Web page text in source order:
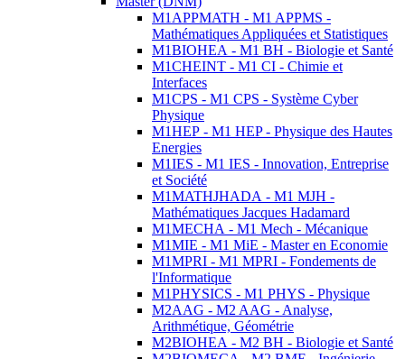
M1APPMATH - M1 APPMS -
Mathématiques Appliquées et Statistiques
M1BIOHEA - M1 BH - Biologie et Santé
M1CHEINT - M1 CI - Chimie et
Interfaces
M1CPS - M1 CPS - Système Cyber
Physique
M1HEP - M1 HEP - Physique des Hautes
Energies
M1IES - M1 IES - Innovation, Entreprise
et Société
M1MATHJHADA - M1 MJH -
Mathématiques Jacques Hadamard
M1MECHA - M1 Mech - Mécanique
M1MIE - M1 MiE - Master en Economie
M1MPRI - M1 MPRI - Fondements de
l'Informatique
M1PHYSICS - M1 PHYS - Physique
M2AAG - M2 AAG - Analyse,
Arithmétique, Géométrie
M2BIOHEA - M2 BH - Biologie et Santé